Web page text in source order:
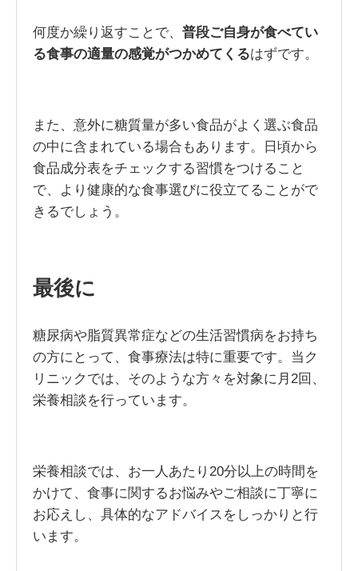
何度か繰り返すことで、 普段ご自身が食べてい
る食事の適量の感覚がつかめてくるはずです。
また、意外に糖質量が多い食品がよく選ぶ食品
の中に含まれている場合もあります。日頃から
食品成分表をチェックする習慣をつけること
で、より健康的な食事選びに役立てることがで
きるでしょう。
最後に
糖尿病や脂質異常症などの生活習慣病をお持ち
の方にとって、食事療法は特に重要です。当ク
リニックでは、そのような方々を対象に月2回、
栄養相談を行っています。
栄養相談では、お一人あたり20分以上の時間を
かけて、食事に関するお悩みやご相談に丁寧に
お応えし、具体的なアドバイスをしっかりと行
います。